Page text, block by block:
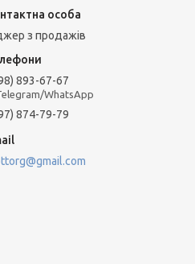
з продажів
893-67-67
WhatsApp
874-79-79